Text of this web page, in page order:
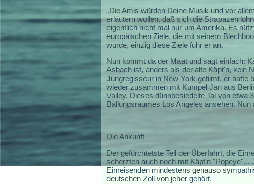
„Die Amis würden Deine Musik und vor
erläutern wollen, daß sich die Strapazen
eigentlich nicht mal nur um Amerika. Es
europäischen Ziele, die mit seinem
wurde, einzig diese Ziele fuhr er an.
Nun kommt da der Maat und sagt einfach:
Asbach ist, anders als der alte Käpt'n, kein
Jungregisseur in New York gefilmt, er hatte
wieder zusammen mit Kumpel Jan aus
Valley. Dieses dünnbesiedelte Tal von
Ballungsraumes Los Angeles ansehen.
Die Ankunft
Der gefürchtetste Teil der Überfahrt, die
scherzten auch noch mit Käpt'n "Popeye"...
Einreisenden mindestens genauso
deutschen Zoll von jeher gehört.